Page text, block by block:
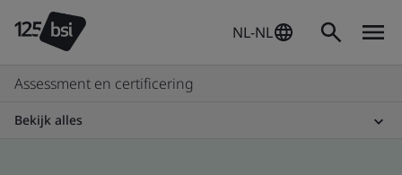
NL-NL
Assessment en certificering
Bekijk alles